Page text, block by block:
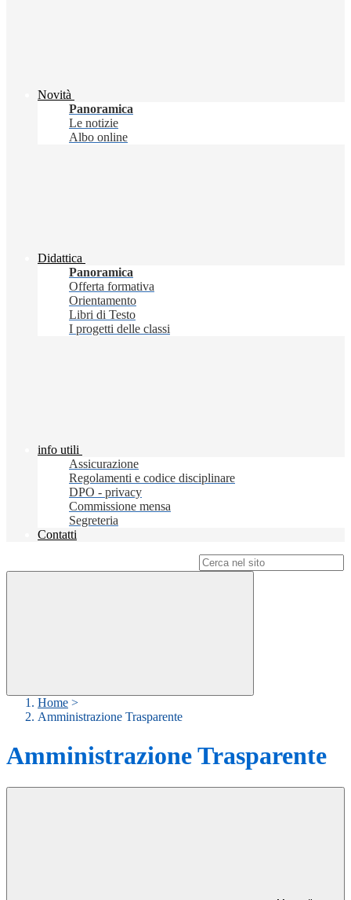
Novità
Panoramica
Le notizie
Albo online
Didattica
Panoramica
Offerta formativa
Orientamento
Libri di Testo
I progetti delle classi
info utili
Assicurazione
Regolamenti e codice disciplinare
DPO - privacy
Commissione mensa
Segreteria
Contatti
Home >
Amministrazione Trasparente
Amministrazione Trasparente